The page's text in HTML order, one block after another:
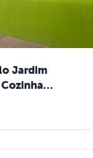
Jardim
I e amplia
à fome